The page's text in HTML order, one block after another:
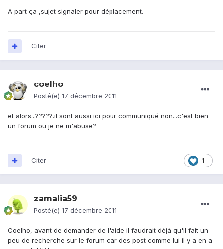
A part ça ,sujet signaler pour déplacement.
Citer
coelho
Posté(e) 17 décembre 2011
et alors...?????.il sont aussi ici pour communiqué non...c'est bien
un forum ou je ne m'abuse?
1
Citer
zamalia59
Posté(e) 17 décembre 2011
Coelho, avant de demander de l'aide il faudrait déjà qu'il fait un
peu de recherche sur le forum car des post comme lui il y a en a